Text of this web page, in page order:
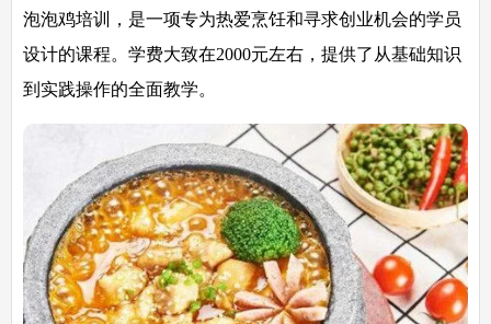
泡泡鸡培训，是一项专为热爱烹饪和寻求创业机会的学员
设计的课程。学费大致在2000元左右，提供了从基础知识
到实践操作的全面教学。